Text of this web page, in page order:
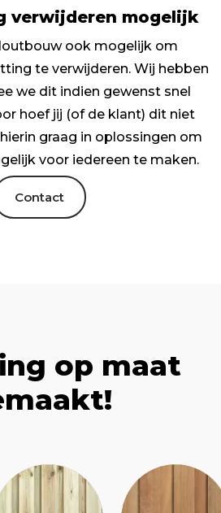
verwijderen mogelijk
ook mogelijk om
te verwijderen. Wij hebben
we dit indien gewenst snel
hoef jij (of de klant) dit niet
graag in oplossingen om
voor iedereen te maken.
Contact
op maat